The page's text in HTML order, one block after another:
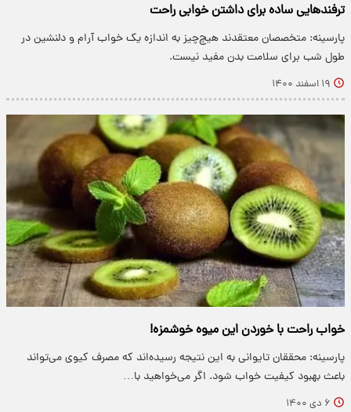
ترفندهایی ساده برای داشتن خوابی راحت
پارسینه: متخصصان معتقدند هیچ‌چیز به اندازه یک خواب آرام و دلنشین در
طول شب برای سلامت بدن مفید نیست.
۱۹ اسفند ۱۴۰۰
خواب راحت با خوردن این میوه خوشمزه!
پارسینه: محققان تایوانی به این نتیجه رسیده‌اند که مصرف کیوی می‌تواند
باعث بهبود کیفیت خواب شود. اگر می‌خواهید با…
۶ دی ۱۴۰۰